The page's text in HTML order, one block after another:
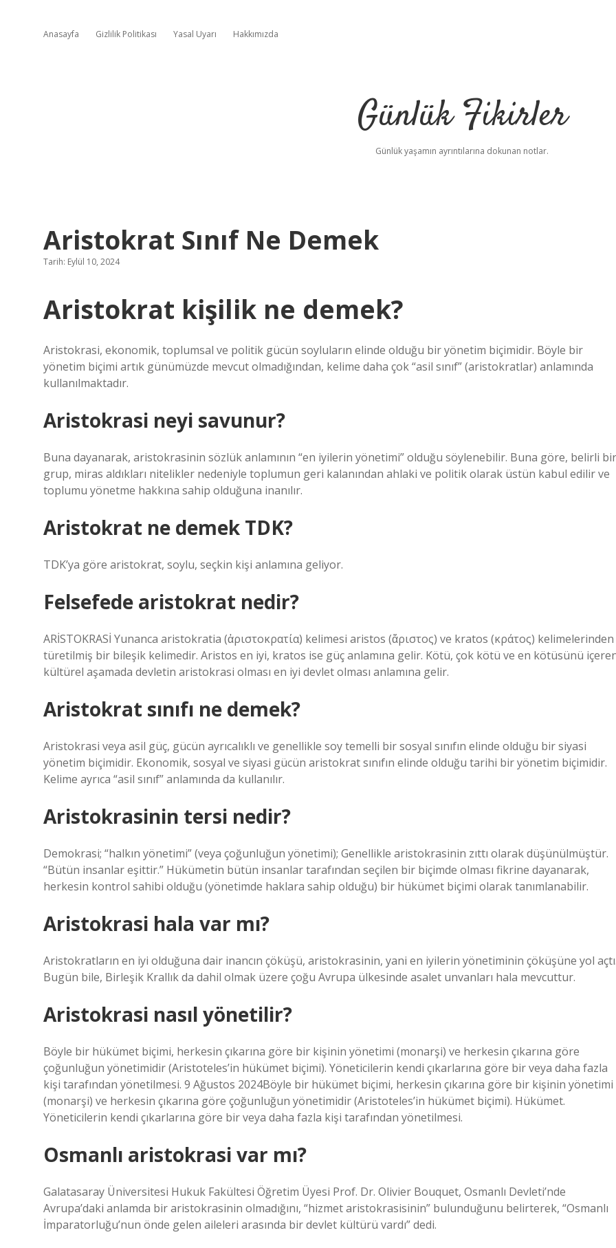
Anasayfa Gizlilik Politikası Yasal Uyarı Hakkımızda
Günlük Fikirler
Günlük yaşamın ayrıntılarına dokunan notlar.
Aristokrat Sınıf Ne Demek
Tarih: Eylül 10, 2024
Aristokrat kişilik ne demek?
Aristokrasi, ekonomik, toplumsal ve politik gücün soyluların elinde olduğu bir yönetim biçimidir. Böyle bir
yönetim biçimi artık günümüzde mevcut olmadığından, kelime daha çok “asil sınıf” (aristokratlar) anlamında
kullanılmaktadır.
Aristokrasi neyi savunur?
Buna dayanarak, aristokrasinin sözlük anlamının “en iyilerin yönetimi” olduğu söylenebilir. Buna göre, belirli bir
grup, miras aldıkları nitelikler nedeniyle toplumun geri kalanından ahlaki ve politik olarak üstün kabul edilir ve
toplumu yönetme hakkına sahip olduğuna inanılır.
Aristokrat ne demek TDK?
TDK’ya göre aristokrat, soylu, seçkin kişi anlamına geliyor.
Felsefede aristokrat nedir?
ARİSTOKRASİ Yunanca aristokratia (ἀριστοκρατία) kelimesi aristos (ἄριστος) ve kratos (κράτος) kelimelerinden
türetilmiş bir bileşik kelimedir. Aristos en iyi, kratos ise güç anlamına gelir. Kötü, çok kötü ve en kötüsünü
kültürel aşamada devletin aristokrasi olması en iyi devlet olması anlamına gelir.
Aristokrat sınıfı ne demek?
Aristokrasi veya asil güç, gücün ayrıcalıklı ve genellikle soy temelli bir sosyal sınıfın elinde olduğu bir siyasi
yönetim biçimidir. Ekonomik, sosyal ve siyasi gücün aristokrat sınıfın elinde olduğu tarihi bir yönetim biçimidir.
Kelime ayrıca “asil sınıf” anlamında da kullanılır.
Aristokrasinin tersi nedir?
Demokrasi; “halkın yönetimi” (veya çoğunluğun yönetimi); Genellikle aristokrasinin zıttı olarak düşünülmüştür.
“Bütün insanlar eşittir.” Hükümetin bütün insanlar tarafından seçilen bir biçimde olması fikrine dayanarak,
herkesin kontrol sahibi olduğu (yönetimde haklara sahip olduğu) bir hükümet biçimi olarak tanımlanabilir.
Aristokrasi hala var mı?
Aristokratların en iyi olduğuna dair inancın çöküşü, aristokrasinin, yani en iyilerin yönetiminin çöküşüne yol
Bugün bile, Birleşik Krallık da dahil olmak üzere çoğu Avrupa ülkesinde asalet unvanları hala mevcuttur.
Aristokrasi nasıl yönetilir?
Böyle bir hükümet biçimi, herkesin çıkarına göre bir kişinin yönetimi (monarşi) ve herkesin çıkarına göre
çoğunluğun yönetimidir (Aristoteles’in hükümet biçimi). Yöneticilerin kendi çıkarlarına göre bir veya daha fazla
kişi tarafından yönetilmesi. 9 Ağustos 2024Böyle bir hükümet biçimi, herkesin çıkarına göre bir kişinin yönetimi
(monarşi) ve herkesin çıkarına göre çoğunluğun yönetimidir (Aristoteles’in hükümet biçimi). Hükümet.
Yöneticilerin kendi çıkarlarına göre bir veya daha fazla kişi tarafından yönetilmesi.
Osmanlı aristokrasi var mı?
Galatasaray Üniversitesi Hukuk Fakültesi Öğretim Üyesi Prof. Dr. Olivier Bouquet, Osmanlı Devleti’nde
Avrupa’daki anlamda bir aristokrasinin olmadığını, “hizmet aristokrasisinin” bulunduğunu belirterek, “Osmanlı
İmparatorluğu’nun önde gelen aileleri arasında bir devlet kültürü vardı” dedi.